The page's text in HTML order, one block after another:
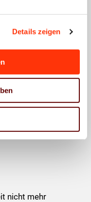
Details zeigen
284368
Deckelmann
33036-119
nicht mehr